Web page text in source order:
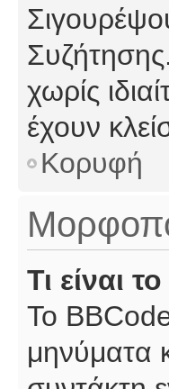
χωρίς
έχουν
Κορυφή
Τι είναι
Το
μηνύματα